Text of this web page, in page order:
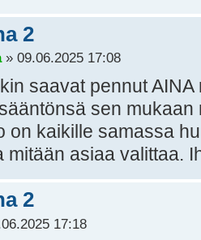
2
» 09.06.2025 17:08
saavat pennut
sen
on kaikille samassa
mitään asiaa valittaa.
2
17:18